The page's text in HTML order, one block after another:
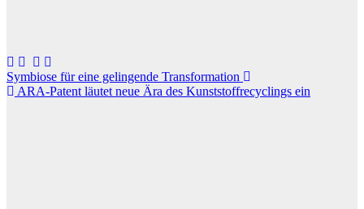
Beitragsnavigation
Symbiose für eine gelingende Transformation
ARA-Patent läutet neue Ära des Kunststoffrecyclings ein